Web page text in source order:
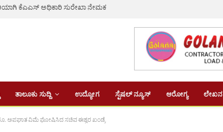
ಕೆಎಎಸ್ ಅಧಿಕಾರಿ ಸುರೇಖಾ ನೇಮಕ
ತಾಲೂಕು ಸುದ್ದಿ ಉದ್ಯೋಗ ಸ್ಪೆಷಲ್ ನ್ಯೂಸ್ ಆರೋಗ್ಯ ಲೇಖನ
ಅಪಘಾತ ವಿಮೆ ಘೋಷಿಸಿದ ಸಚಿವ ಈಶ್ವರ ಖಂಡ್ರೆ